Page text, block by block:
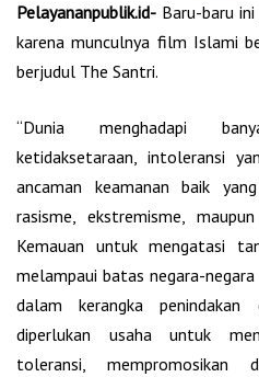
Pelayananpublik.id- Baru-baru
karena munculnya film Islami
berjudul The Santri.
“Dunia menghadapi
ketidaksetaraan, intoleransi
ancaman keamanan baik
rasisme, ekstremisme,
Kemauan untuk mengatasi
melampaui batas negara-
dalam kerangka penindakan
diperlukan usaha untuk
toleransi, mempromosikan